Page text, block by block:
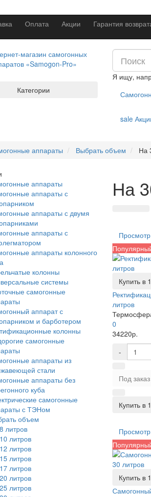
Оплата Акции Гарантия
Я ищу,
sale
Категории
аппараты Выбрать объем На
аппараты
аппараты с
аппараты с двумя
аппараты с
аппараты колонного
колонны
системы
самогонные
аппарат с
и барботером
колонны
самогонные
аппараты из
стали
аппараты без
куба
самогонные
с ТЭНом
объем
литров
литров
литров
литров
литров
литров
литров
На
Просмотр
Купить в
литров
0
34220р.
-
Под заказ
Купить в
Просмотр
Купить в